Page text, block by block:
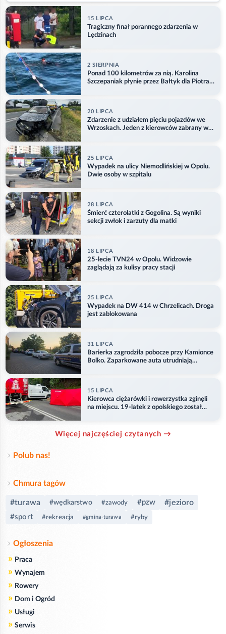
15 LIPCA
Tragiczny finał porannego zdarzenia w
Lędzinach
2 SIERPNIA
Ponad 100 kilometrów za nią. Karolina
Szczepaniak płynie przez Bałtyk dla Piotra.
20 LIPCA
Zdarzenie z udziałem pięciu pojazdów we
Wrzoskach. Jeden z kierowców zabrany w
25 LIPCA
Wypadek na ulicy Niemodlińskiej w Opolu.
Dwie osoby w szpitalu
28 LIPCA
Śmierć czterolatki z Gogolina. Są wyniki
sekcji zwłok i zarzuty dla matki
18 LIPCA
25-lecie TVN24 w Opolu. Widzowie
zaglądają za kulisy pracy stacji
25 LIPCA
Wypadek na DW 414 w Chrzelicach. Droga
jest zablokowana
31 LIPCA
Barierka zagrodziła pobocze przy Kamionce
Bolko. Zaparkowane auta utrudniają
15 LIPCA
Kierowca ciężarówki i rowerzystka zginęli
na miejscu. 19-latek z opolskiego został
Więcej najczęściej czytanych →
Polub nas!
Chmura tagów
#turawa #wędkarstwo #zawody #pzw #jezioro
#sport #rekreacja #gmina-turawa #ryby
Ogłoszenia
» Praca
» Wynajem
» Rowery
» Dom i Ogród
» Usługi
» Serwis